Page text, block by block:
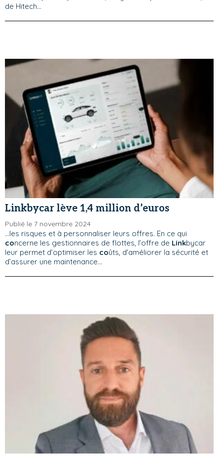
de Hitech...
Linkbycar lève 1,4 million d’euros
Publié le 7 novembre 2024
...les risques et à personnaliser leurs offres. En ce qui
concerne les gestionnaires de flottes, l’offre de Linkbycar
leur permet d’optimiser les coûts, d'améliorer la sécurité et
d’assurer une maintenance...